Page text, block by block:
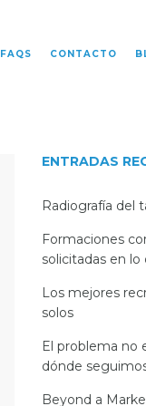
FAQS CONTACTO
ENTRADAS
Radiografía del
Formaciones
solicitadas en
Los mejores
solos
El problema no
dónde
Beyond a